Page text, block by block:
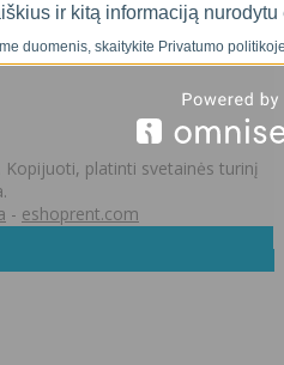
platinti svetainės turinį
- eshoprent.com
ir kitą informaciją
duomenis, skaitykite Privatumo